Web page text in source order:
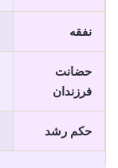
نفقه
حضانت
فرزندان
حکم رشد